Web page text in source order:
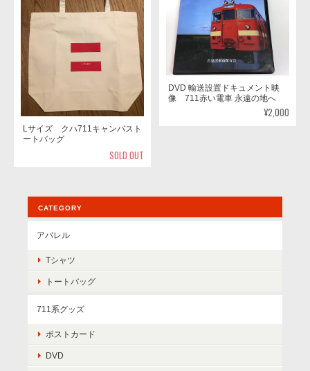
Lサイズ クハ711キャンバスト
ートバッグ
SOLD OUT
DVD 輸送設置ドキュメント映
像 711赤い電車 永遠の地へ
¥2,000
CATEGORY
アパレル
Tシャツ
トートバッグ
711系グッズ
ポストカード
DVD